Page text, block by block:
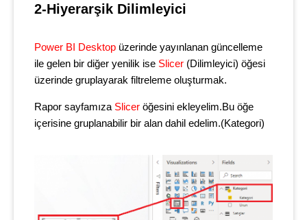
2-Hiyerarşik Dilimleyici
Power BI Desktop üzerinde yayınlanan güncelleme
ile gelen bir diğer yenilik ise Slicer (Dilimleyici) öğesi
üzerinde gruplayarak filtreleme oluşturmak.
Rapor sayfamıza Slicer öğesini ekleyelim.Bu öğe
içerisine gruplanabilir bir alan dahil edelim.(Kategori)